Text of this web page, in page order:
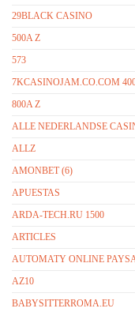
29BLACK CASINO
500A Z
573
7KCASINOJAM.CO.COM
800A Z
ALLE NEDERLANDSE
ALLZ
AMONBET (6)
APUESTAS
ARDA-TECH.RU 1500
ARTICLES
AUTOMATY ONLINE
AZ10
BABYSITTERROMA.EU